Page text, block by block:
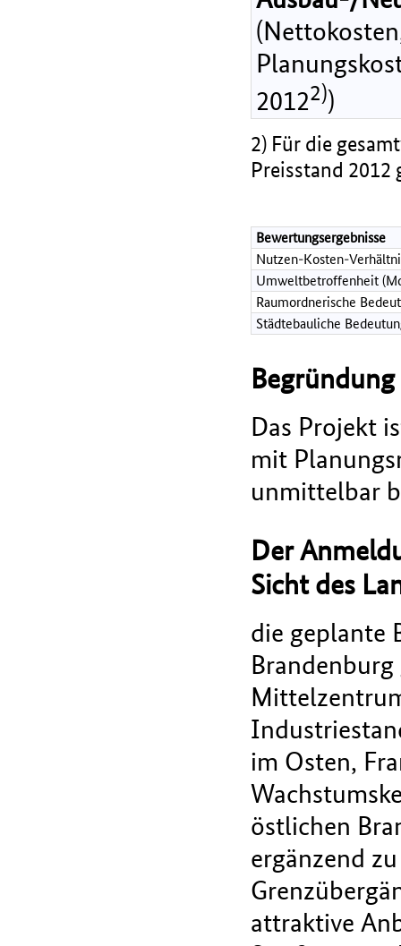
20122))
2) Für die
Preisstand 2012
Bewertungsergebnisse
Nutzen-Kosten-
Umweltbetroffenheit
Raumordnerische
Städtebauliche
Das Projekt
mit
unmittelbar
Der
Sicht des
die geplante
im Osten,
östlichen
ergänzend
attraktive